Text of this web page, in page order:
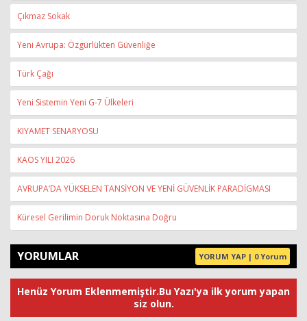
Çıkmaz Sokak
Yeni Avrupa: Özgürlükten Güvenliğe
Türk Çağı
Yeni Sistemin Yeni G-7 Ülkeleri
KIYAMET SENARYOSU
KAOS YILI 2026
AVRUPA’DA YÜKSELEN TANSİYON VE YENİ GÜVENLİK PARADİGMASI
Küresel Gerilimin Doruk Noktasına Doğru
YORUMLAR YORUM YAP | 0 Yorum
Henüz Yorum Eklenmemiştir.Bu Yazı'ya ilk yorum yapan
siz olun.